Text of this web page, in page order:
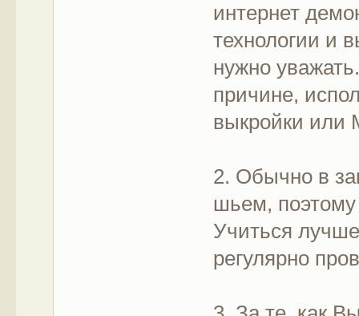
интернет
технологии и
нужно
причине,
выкройки или
2. Обычно в
шьем, поэтому
Учиться
регулярно